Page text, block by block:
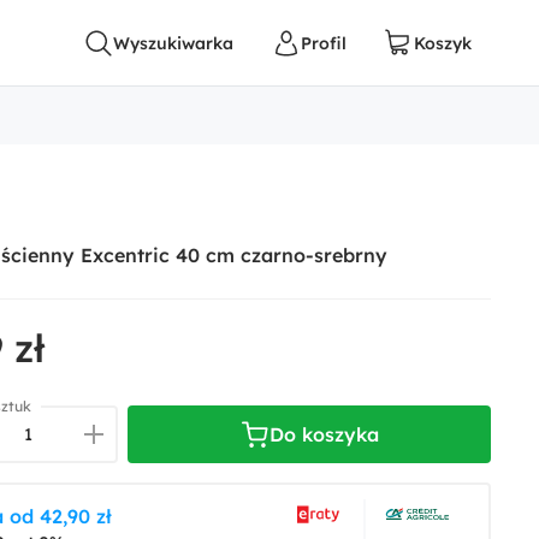
Excentric 40 cm czarno-srebrny
Do koszyka
od 42,90 zł